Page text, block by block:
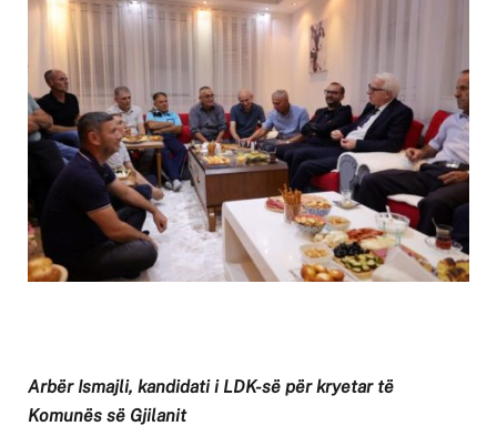
Arbër Ismajli, kandidati i LDK-së për kryetar të
Komunës së Gjilanit